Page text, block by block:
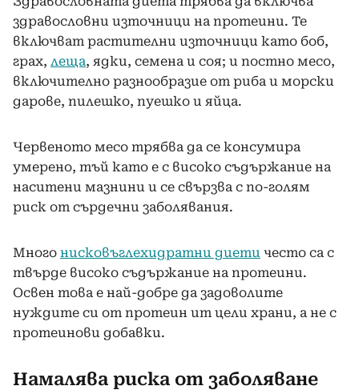
здравословни източници на протеини. Те
включват растителни източници като боб,
грах, леща, ядки, семена и соя; и постно месо,
включително разнообразие от риба и морски
дарове, пилешко, пуешко и яйца.
Червеното месо трябва да се консумира
умерено, тъй като е с високо съдържание на
наситени мазнини и се свързва с по-голям
риск от сърдечни заболявания.
Много нисковъглехидратни диети често са с
твърде високо съдържание на протеини.
Освен това е най-добре да задоволите
нуждите си от протеин ит цели храни, а не с
протеинови добавки.
Намалява риска от заболяване